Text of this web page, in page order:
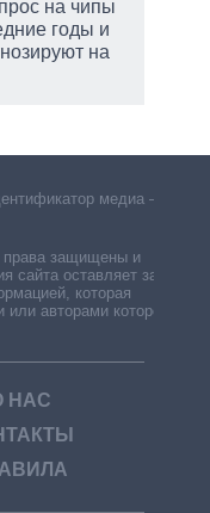
на чипы
годы и
на
медиа –
права защищены и
сайта оставляет за
которая
авторами которой
НАС